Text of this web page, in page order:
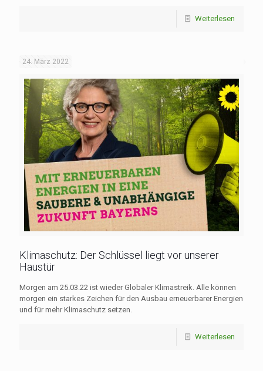
Weiterlesen
24. März 2022
Klimaschutz: Der Schlüssel liegt vor unserer
Haustür
Morgen am 25.03.22 ist wieder Globaler Klimastreik. Alle können
morgen ein starkes Zeichen für den Ausbau erneuerbarer Energien
und für mehr Klimaschutz setzen.
Weiterlesen